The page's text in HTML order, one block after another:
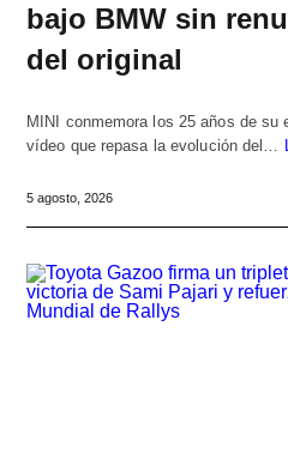
bajo BMW sin
del original
MINI conmemora los 25 años de su
vídeo que repasa la evolución del…
5 agosto, 2026